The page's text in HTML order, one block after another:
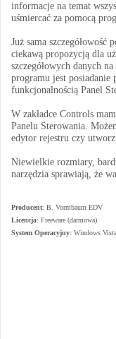
informacje na temat
uśmiercać za pomocą
Już sama
ciekawą propozycją dla
szczegółowych danych
programu jest posiadanie
funkcjonalnością Panel
W zakładce Controls
Panelu Sterowania.
edytor rejestru czy
Niewielkie rozmiary,
narzędzia sprawiają, że
Producent: B. Vormbaum EDV
Licencja: Freeware (darmowa)
System Operacyjny: Windows